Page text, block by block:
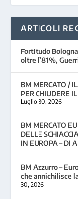
ARTICOLI
Fortitudo
oltre l’81%,
BM MERCATO /
PER CHIUDERE
Luglio 30, 2026
BM MERCATO
DELLE
IN EUROPA – DI
BM Azzurro –
che annichilisce
30, 2026